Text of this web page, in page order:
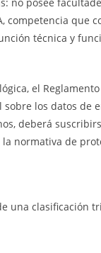
competencia que
técnica y
el
los datos de
deberá
normativa de
una clasificación